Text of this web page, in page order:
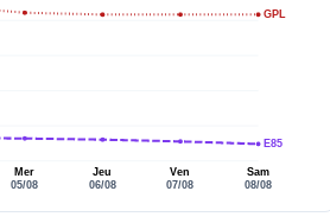
Mer
05/08
Jeu
06/08
Ven
07/08
Sam
08/08
E85
GPL